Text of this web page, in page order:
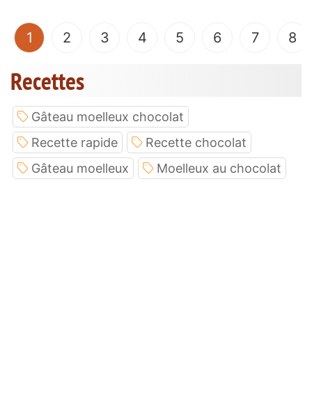
1 (current)
2 3 4 5 6 7 8
Recettes
Gâteau moelleux chocolat
Recette rapide
Recette chocolat
Gâteau moelleux
Moelleux au chocolat